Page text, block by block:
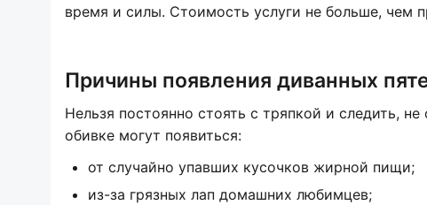
время и силы. Стоимость услуги не больше, чем
Причины появления диванных
Нельзя постоянно стоять с тряпкой и следить,
обивке могут появиться:
от случайно упавших кусочков жирной пищи;
из-за грязных лап домашних любимцев;